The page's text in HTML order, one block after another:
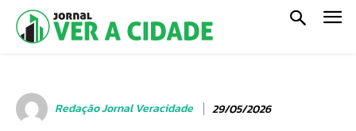
Redação Jornal Veracidade 29/05/2026